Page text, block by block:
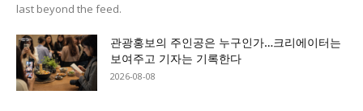
last beyond the feed.
관광홍보의 주인공은 누구인가…크리에이터는
보여주고 기자는 기록한다
2026-08-08